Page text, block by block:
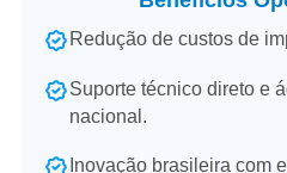
Redução de custos de
Suporte técnico direto e
nacional.
Inovação brasileira com